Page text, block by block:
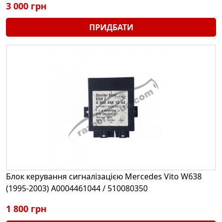
3 000 грн
ПРИДБАТИ
Блок керування сигналізацією Mercedes Vito W638
(1995-2003) A0004461044 / 510080350
1 800 грн